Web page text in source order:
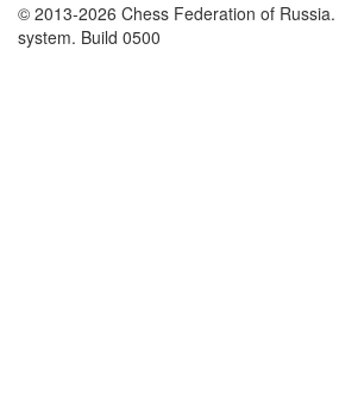
© 2013-2026 Chess Federation of
system. Build 0500